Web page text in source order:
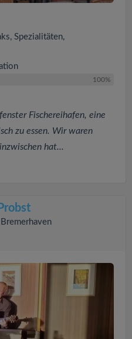
Spezialitäten,
100%
Fischereihafen, eine
zu essen. Wir waren
hat...